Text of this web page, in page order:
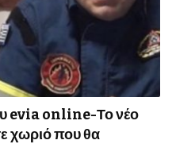
evia online-Το νέο
χωριό που θα